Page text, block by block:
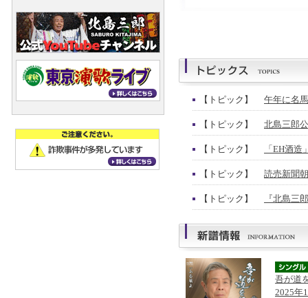
【トピック】 午年に名
【トピック】 北島三郎
【トピック】 「EH酒
【トピック】 読売新聞
【トピック】 『北島三
吾が道
2025年